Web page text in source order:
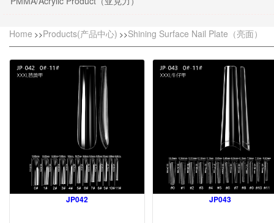
Home >>Products(产品中心) >>Shining Surface Nail Plate（亮面）
JP042 JP043